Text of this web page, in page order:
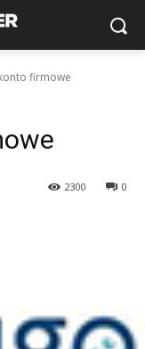
firmowe
0
2300